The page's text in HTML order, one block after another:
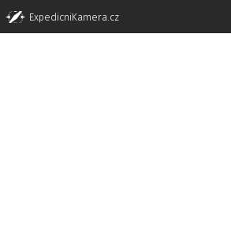
ExpedicniKamera.cz